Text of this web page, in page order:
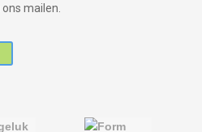
mailen.